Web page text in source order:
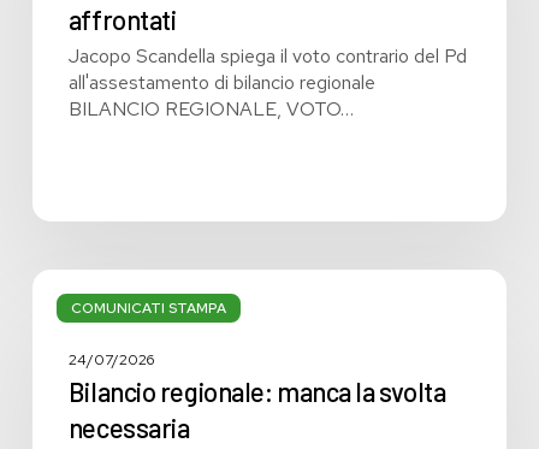
affrontati
affrontati
Jacopo Scandella spiega il voto contrario del Pd
all'assestamento di bilancio regionale
BILANCIO REGIONALE, VOTO…
COMUNICATI STAMPA
Bilancio
regionale:
svolta
24/07/2026
Bilancio regionale: manca la svolta
necessaria